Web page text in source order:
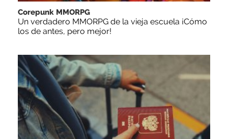
Corepunk MMORPG
Un verdadero MMORPG de la vieja escuela ¡Cómo
los de antes, pero mejor!